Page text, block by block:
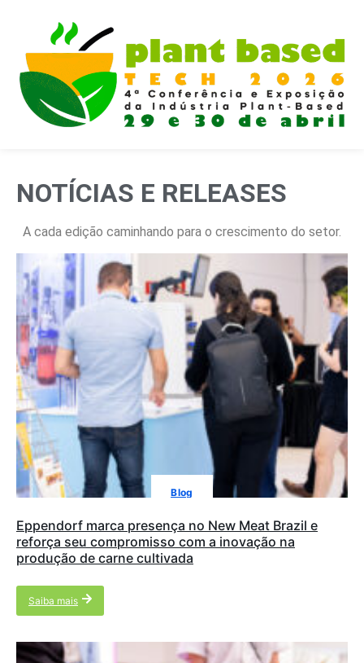
NOTÍCIAS E RELEASES
A cada edição caminhando para o crescimento do setor.
Blog
Eppendorf marca presença no New Meat Brazil e
reforça seu compromisso com a inovação na
produção de carne cultivada
Saiba mais